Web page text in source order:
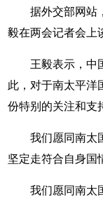
据外交部网站
毅在两会记者会上
王毅表示，中
此，对于南太平洋
份特别的关注和支
我们愿同南太
坚定走符合自身国
我们愿同南太